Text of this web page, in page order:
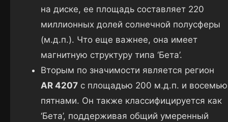
на диске, ее площадь составляет 220
миллионных долей солнечной полусферы
(м.д.п.). Что еще важнее, она имеет
магнитную структуру типа ‘Бета’.
Вторым по значимости является регион
AR 4207 с площадью 200 м.д.п. и восемью
пятнами. Он также классифицируется как
‘Бета’, поддерживая общий умеренный